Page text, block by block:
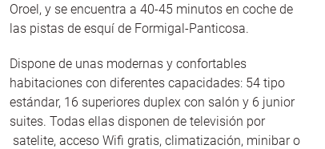
Oroel, y se encuentra a 40-45 minutos en coche de
las pistas de esquí de Formigal-Panticosa.
Dispone de unas modernas y confortables
habitaciones con diferentes capacidades: 54 tipo
estándar, 16 superiores duplex con salón y 6 junior
suites. Todas ellas disponen de televisión por
satelite, acceso Wifi gratis, climatización, minibar o